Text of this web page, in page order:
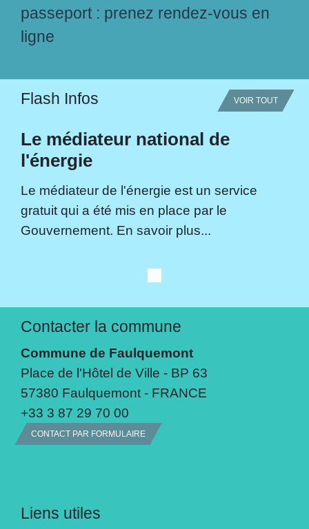
passeport : prenez rendez-vous en
ligne
Flash Infos VOIR TOUT
Le médiateur national de
l'énergie
Le médiateur de l'énergie est un service
gratuit qui a été mis en place par le
Gouvernement. En savoir plus...
Contacter la commune
Commune de Faulquemont
Place de l'Hôtel de Ville - BP 63
57380 Faulquemont - FRANCE
+33 3 87 29 70 00
CONTACT PAR FORMULAIRE
Liens utiles